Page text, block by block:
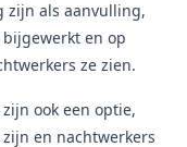
zijn als aanvulling,
en op
ze zien.
ook een optie,
en nachtwerkers